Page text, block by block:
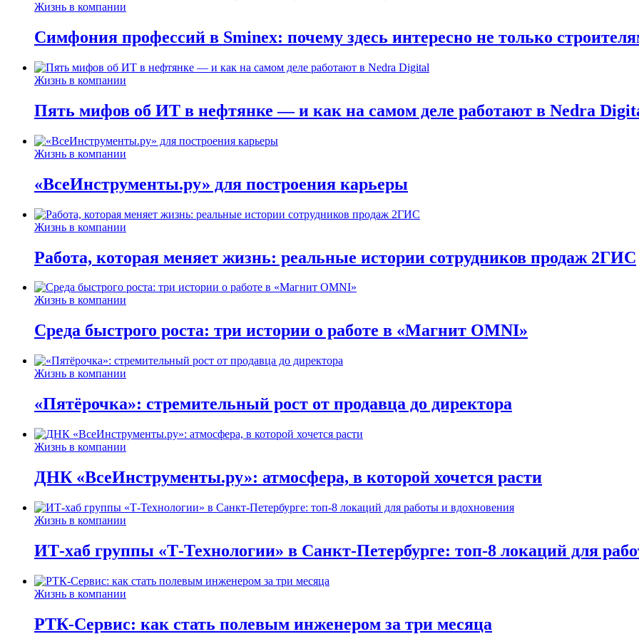
Жизнь в компании
Симфония профессий в Sminex: почему здесь интересно не только
Жизнь в компании
Пять мифов об ИТ в нефтянке — и как на самом деле работают в Nedra
Жизнь в компании
«ВсеИнструменты.ру» для построения карьеры
Жизнь в компании
Работа, которая меняет жизнь: реальные истории сотрудников продаж 2ГИС
Жизнь в компании
Среда быстрого роста: три истории о работе в «Магнит OMNI»
Жизнь в компании
«Пятёрочка»: стремительный рост от продавца до директора
Жизнь в компании
ДНК «ВсеИнструменты.ру»: атмосфера, в которой хочется расти
Жизнь в компании
ИТ-хаб группы «Т-Технологии» в Санкт-Петербурге: топ-8 локаций для
Жизнь в компании
РТК-Сервис: как стать полевым инженером за три месяца